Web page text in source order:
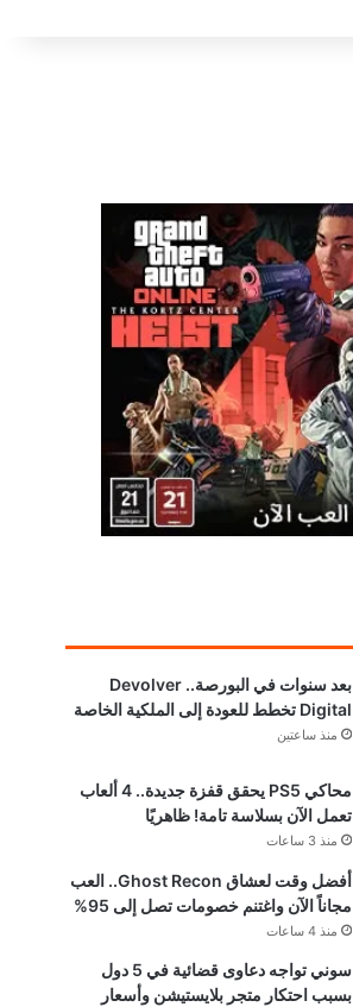
بعد سنوات في البورصة.. Devolver
Digital تخطط للعودة إلى الملكية الخاصة
منذ ساعتين
محاكي PS5 يحقق قفزة جديدة.. 4 ألعاب
تعمل الآن بسلاسة تامة! ظاهريًا
منذ 3 ساعات
أفضل وقت لعشاق Ghost Recon.. العب
مجاناً الآن واغتنم خصومات تصل إلى 95%
منذ 4 ساعات
سوني تواجه دعاوى قضائية في 5 دول
بسبب احتكار متجر بلايستيشن وأسعار